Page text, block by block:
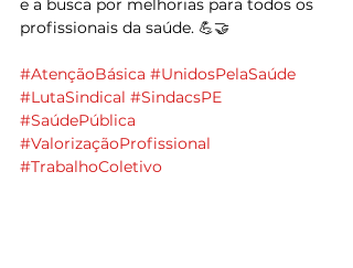
e a busca por melhorias para todos os
profissionais da saúde. 💪🤝
#AtençãoBásica #UnidosPelaSaúde
#LutaSindical #SindacsPE
#SaúdePública
#ValorizaçãoProfissional
#TrabalhoColetivo